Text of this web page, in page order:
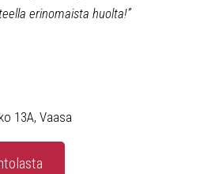
erinomaista huolta!”
13A, Vaasa